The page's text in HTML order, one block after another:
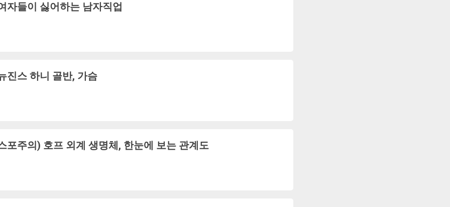
자들이 싫어하는 남자직업
진스 하니 골반, 가슴
포주의) 호프 외계 생명체, 한눈에 보는 관계도